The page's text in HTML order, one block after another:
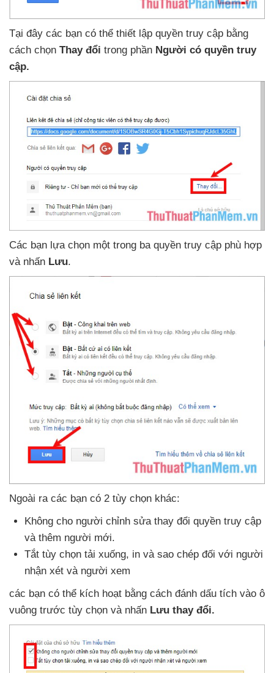
Tại đây các bạn có thể thiết lập quyền truy cập bằng
cách chọn Thay đổi trong phần Người có quyền truy
cập.
Các bạn lựa chọn một trong ba quyền truy cập phù hợp
và nhấn Lưu.
Ngoài ra các bạn có 2 tùy chọn khác:
Không cho người chỉnh sửa thay đổi quyền truy cập
và thêm người mới.
Tắt tùy chọn tải xuống, in và sao chép đối với người
nhận xét và người xem
các bạn có thể kích hoạt bằng cách đánh dấu tích vào ô
vuông trước tùy chọn và nhấn Lưu thay đổi.